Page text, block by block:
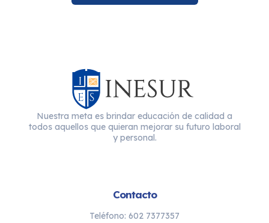
Nuestra meta es brindar educación de calidad a
todos aquellos que quieran mejorar su futuro laboral
y personal.
Contacto
Teléfono: 602 7377357